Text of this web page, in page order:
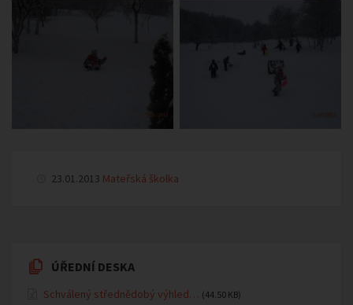
23.01.2013 Mateřská školka
ÚŘEDNÍ DESKA
Schválený střednědobý výhled… (44.50 KB)